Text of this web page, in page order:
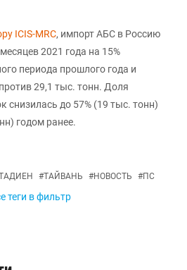
ICIS-MRC, импорт АБС в Россию
2021 года на 15%
периода прошлого года и
29,1 тыс. тонн. Доля
снизилась до 57% (19 тыс. тонн)
годом ранее.
#ТАЙВАНЬ #НОВОСТЬ #ПС
теги в фильтр